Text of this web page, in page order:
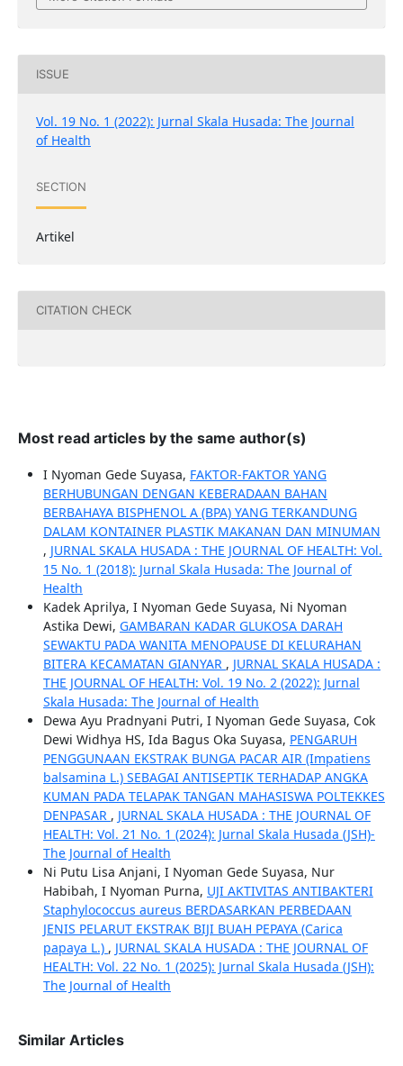
ISSUE
Vol. 19 No. 1 (2022): Jurnal Skala Husada: The Journal
of Health
SECTION
Artikel
CITATION CHECK
Most read articles by the same author(s)
I Nyoman Gede Suyasa, FAKTOR-FAKTOR YANG
BERHUBUNGAN DENGAN KEBERADAAN BAHAN
BERBAHAYA BISPHENOL A (BPA) YANG TERKANDUNG
DALAM KONTAINER PLASTIK MAKANAN DAN MINUMAN
, JURNAL SKALA HUSADA : THE JOURNAL OF HEALTH: Vol.
15 No. 1 (2018): Jurnal Skala Husada: The Journal of
Health
Kadek Aprilya, I Nyoman Gede Suyasa, Ni Nyoman
Astika Dewi, GAMBARAN KADAR GLUKOSA DARAH
SEWAKTU PADA WANITA MENOPAUSE DI KELURAHAN
BITERA KECAMATAN GIANYAR , JURNAL SKALA HUSADA :
THE JOURNAL OF HEALTH: Vol. 19 No. 2 (2022): Jurnal
Skala Husada: The Journal of Health
Dewa Ayu Pradnyani Putri, I Nyoman Gede Suyasa, Cok
Dewi Widhya HS, Ida Bagus Oka Suyasa, PENGARUH
PENGGUNAAN EKSTRAK BUNGA PACAR AIR (Impatiens
balsamina L.) SEBAGAI ANTISEPTIK TERHADAP ANGKA
KUMAN PADA TELAPAK TANGAN MAHASISWA POLTEKKES
DENPASAR , JURNAL SKALA HUSADA : THE JOURNAL OF
HEALTH: Vol. 21 No. 1 (2024): Jurnal Skala Husada (JSH)-
The Journal of Health
Ni Putu Lisa Anjani, I Nyoman Gede Suyasa, Nur
Habibah, I Nyoman Purna, UJI AKTIVITAS ANTIBAKTERI
Staphylococcus aureus BERDASARKAN PERBEDAAN
JENIS PELARUT EKSTRAK BIJI BUAH PEPAYA (Carica
papaya L.) , JURNAL SKALA HUSADA : THE JOURNAL OF
HEALTH: Vol. 22 No. 1 (2025): Jurnal Skala Husada (JSH):
The Journal of Health
Similar Articles